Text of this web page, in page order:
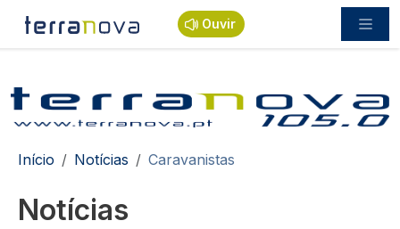
Passar para o conteúdo principal
Ouvir
Navegação estrutural
Início Notícias Caravanistas
Notícias